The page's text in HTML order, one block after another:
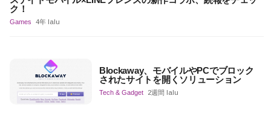
ク！
Games 4年 lalu
Blockaway、モバイルやPCでブロック
されたサイトを開くソリューション
Tech & Gadget 2週間 lalu